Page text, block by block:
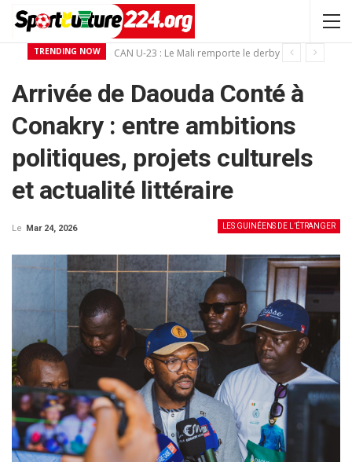
TRENDING NOW CAN U-23 : Le Mali remporte le derby ouest-Africain devant la Guinée
Arrivée de Daouda Conté à
Conakry : entre ambitions
politiques, projets culturels
et actualité littéraire
LES GUINÉENS DE L’ÉTRANGER
Le Mar 24, 2026